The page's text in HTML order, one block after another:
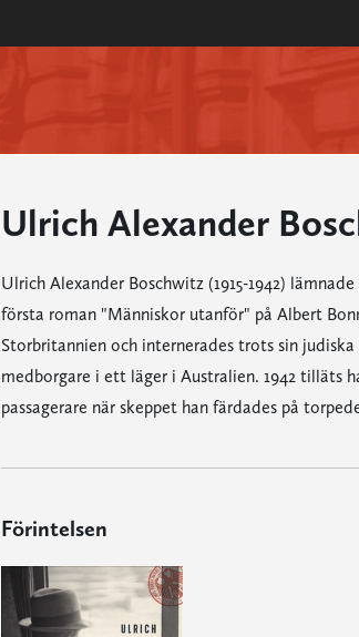
Ulrich Alexander
Ulrich Alexander Boschwitz (1915-1942)
första roman "Människor utanför" på Albert
Storbritannien och internerades trots sin
medborgare i ett läger i Australien. 1942 tilläts
passagerare när skeppet han färdades på
Förintelsen